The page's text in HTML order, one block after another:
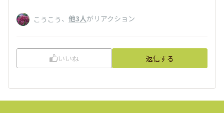
こうこう 、 他3人がリアクション
いいね 返信する